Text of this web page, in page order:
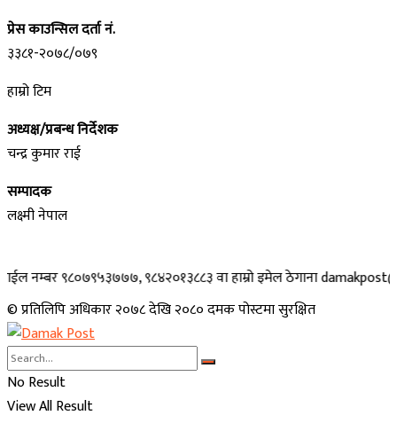
प्रेस काउन्सिल दर्ता नं.
३३८१-२०७८/०७९
हाम्रो टिम
अध्यक्ष/प्रबन्ध निर्देशक
चन्द्र कुमार राई
सम्पादक
लक्ष्मी नेपाल
९८४२०१३८८३ वा हाम्रो इमेल ठेगाना damakpost@gmail.com मा
© प्रतिलिपि अधिकार २०७८ देखि २०८० दमक पोस्टमा सुरक्षित
No Result
View All Result